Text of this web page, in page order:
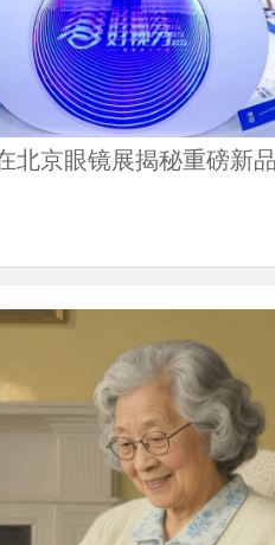
北京眼镜展揭秘重磅新